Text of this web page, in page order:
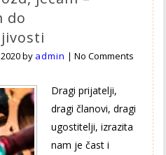
do
by admin |No Comments
Dragi prijatelji,
dragi članovi, dragi
ugostitelji, izrazita
nam je čast i